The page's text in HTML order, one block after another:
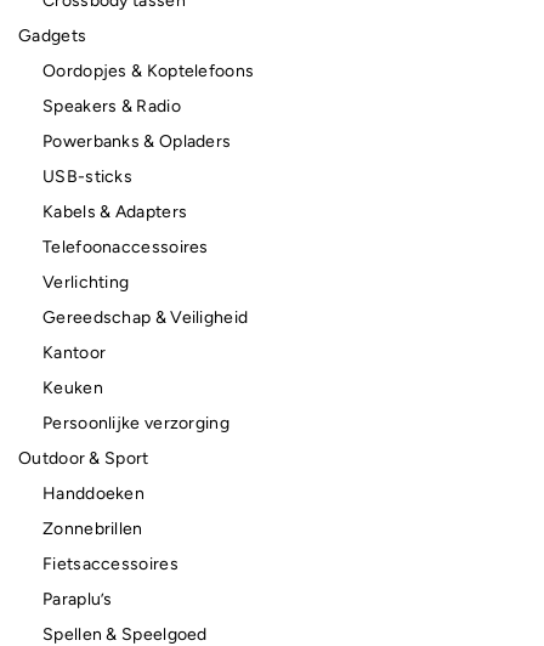
Gadgets
Oordopjes & Koptelefoons
Speakers & Radio
Powerbanks & Opladers
USB-sticks
Kabels & Adapters
Telefoonaccessoires
Verlichting
Gereedschap & Veiligheid
Kantoor
Keuken
Persoonlijke verzorging
Outdoor & Sport
Handdoeken
Zonnebrillen
Fietsaccessoires
Paraplu’s
Spellen & Speelgoed